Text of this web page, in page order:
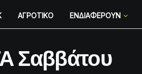
ΑΓΡΟΤΙΚΟ ΕΝΔΙΑΦΕΡΟΥΝ
Σαββάτου